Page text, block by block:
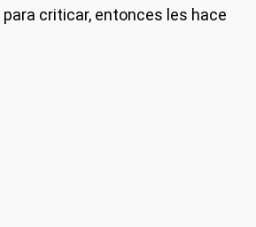
criticar, entonces les hace